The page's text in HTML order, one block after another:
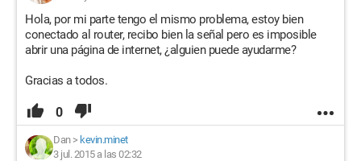
Hola, por mi parte tengo el mismo problema, estoy bien
conectado al router, recibo bien la señal pero es imposible
abrir una página de internet, ¿alguien puede ayudarme?
Gracias a todos.
0
Dan> kevin.minet
3 jul. 2015 a las 02:32